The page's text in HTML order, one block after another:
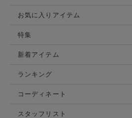
お気に入りアイテム
特集
新着アイテム
ランキング
コーディネート
スタッフリスト